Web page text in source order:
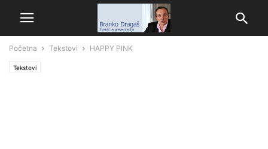
Početna Tekstovi HAPPY PINK
Tekstovi